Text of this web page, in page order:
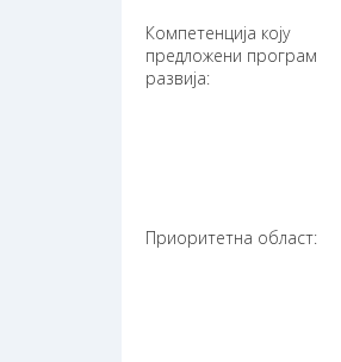
Компетенција коју
предложени програм
развија:
Приоритетна област: